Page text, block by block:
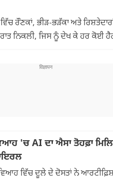
ਰੌਣਕਾਂ, ਭੀੜ-ਭੜੱਕਾ ਅਤੇ
ਨਿਕਲੀ, ਜਿਸ ਨੂੰ ਦੇਖ ਕੇ ਹਰ ਕੋਈ
'ਚ AI ਦਾ ਐਸਾ ਤੋਹਫ਼ਾ
ਵਿੱਚ ਦੂਲੇ ਦੇ ਦੋਸਤਾਂ ਨੇ